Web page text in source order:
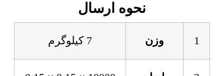
نحوه ارسال
1 وزن 7 کیلوگرم